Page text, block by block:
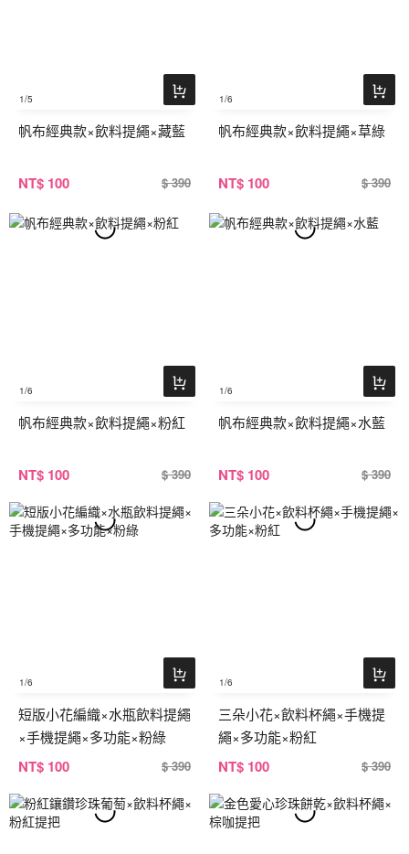
1/5
帆布經典款×飲料提繩×藏藍
NT$ 100 $ 390
1/6
帆布經典款×飲料提繩×草綠
NT$ 100 $ 390
1/6
帆布經典款×飲料提繩×粉紅
NT$ 100 $ 390
1/6
帆布經典款×飲料提繩×水藍
NT$ 100 $ 390
1/6
短版小花編織×水瓶飲料提繩
×手機提繩×多功能×粉綠
NT$ 100 $ 390
1/6
三朵小花×飲料杯繩×手機提
繩×多功能×粉紅
NT$ 100 $ 390